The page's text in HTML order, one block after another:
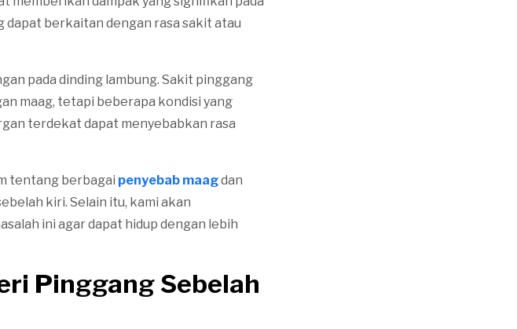
dapat berkaitan dengan rasa sakit atau
pada dinding lambung. Sakit pinggang
maag, tetapi beberapa kondisi yang
terdekat dapat menyebabkan rasa
tentang berbagai penyebab maagdan
kiri. Selain itu, kami akan
ini agar dapat hidup dengan lebih
Pinggang Sebelah